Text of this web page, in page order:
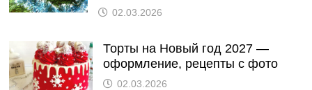
02.03.2026
Торты на Новый год 2027 —
оформление, рецепты с фото
02.03.2026